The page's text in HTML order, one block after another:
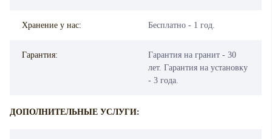
Хранение у нас: Бесплатно - 1 год.
Гарантия:
Гарантия на гранит - 30
лет. Гарантия на установку
- 3 года.
ДОПОЛНИТЕЛЬНЫЕ УСЛУГИ: